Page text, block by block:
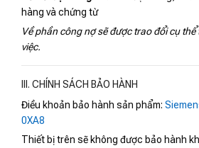
hàng và chứng từ
Về phần công nợ sẽ được trao đổi cụ
việc.
III. CHÍNH SÁCH BẢO HÀNH
Điều khoản bảo hành sản phẩm:
0XA8
Thiết bị trên sẽ không được bảo hành